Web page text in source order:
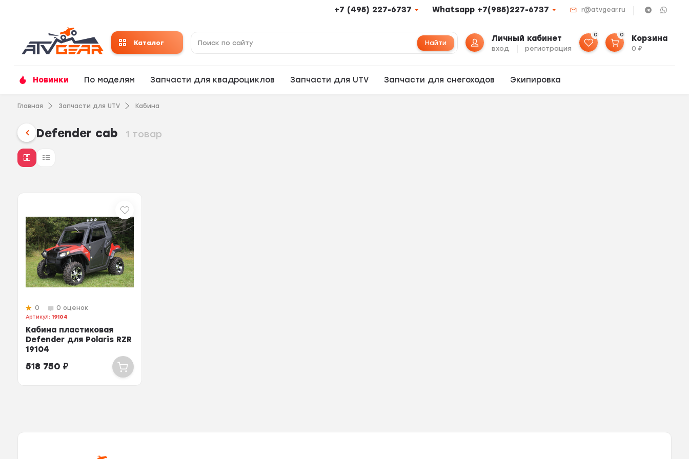
+7 (495) 227-6737 Whatsapp +7(985)227-6737 r@atvgear.ru
Каталог Найти Личный кабинет
вход регистрация
0 0 Корзина
0₽
Новинки По моделям Запчасти для квадроциклов Запчасти для UTV Запчасти для снегоходов Экипировка
Главная Запчасти для UTV Кабина
Defender cab 1 товар
0 0 оценок
Артикул:19104
Кабина пластиковая
Defender для Polaris RZR
19104
518 750₽